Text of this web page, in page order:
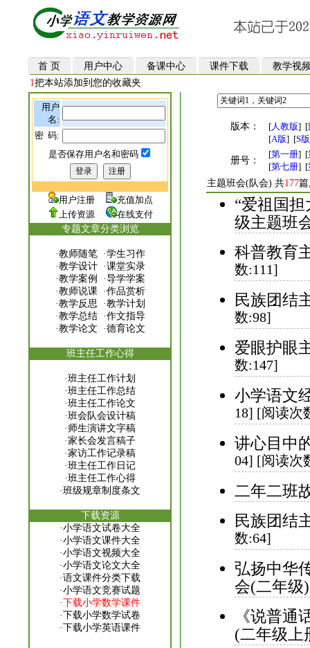
首 页 用户中心 备课中心 课件下载
教学视
1把本站添加到您的收藏夹
用户
名:
密 码:
是否保存用户名和密码
用户注册
充值加点
上传资源
在线支付
专题文章分类浏览
·教师随笔·学生习作
·教学设计·课堂实录
·教学案例 ·导学学案
·教师说课·作品赏析
·教学反思 ·教学计划
·教学总结·作文指导
·教学论文 ·德育论文
班主任工作心得
·班主任工作计划
·班主任工作总结
·班主任工作论文
·班会队会设计稿
· 师生演讲文字稿
·家长会发言稿子
·家访工作记录稿
·班主任工作日记
·班主任工作心得
·班级规章制度条文
下载资源
·小学语文试卷大全
·小学语文课件大全
·小学语文视频大全
·小学语文论文大全
·语文课件分类下载
·小学语文竞赛试题
·下载小学数学课件
·下载小学数学试卷
·下载小学英语课件
版本： [人教版] [
[A版] [S版
册号：
[第一册] [
[第七册] [
主题班会(队会) 共177
“爱祖国
级主题班
科普教育
数:111]
民族团结
数:98]
爱眼护眼
数:147]
小学语文
18] [阅读次
讲心目中
04] [阅读次
二年二班
民族团结
数:64]
弘扬中华
会(二年级)
《说普
(二年级上